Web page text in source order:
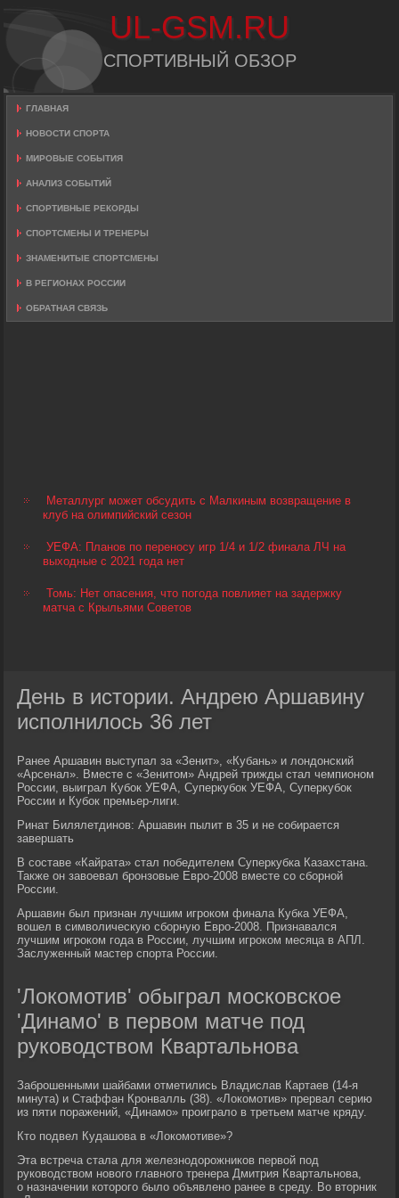
UL-GSM.RU
СПОРТИВНЫЙ ОБЗОР
ГЛАВНАЯ
НОВОСТИ СПОРТА
МИРОВЫЕ СОБЫТИЯ
АНАЛИЗ СОБЫТИЙ
СПОРТИВНЫЕ РЕКОРДЫ
СПОРТСМЕНЫ И ТРЕНЕРЫ
ЗНАМЕНИТЫЕ СПОРТСМЕНЫ
В РЕГИОНАХ РОССИИ
ОБРАТНАЯ СВЯЗЬ
Металлург может обсудить с Малкиным возвращение в
клуб на олимпийский сезон
УЕФА: Планов по переносу игр 1/4 и 1/2 финала ЛЧ на
выходные с 2021 года нет
Томь: Нет опасения, что погода повлияет на задержку
матча с Крыльями Советов
День в истории. Андрею Аршавину
исполнилось 36 лет
Ранее Аршавин выступал за «Зенит», «Кубань» и лондонский
«Арсенал». Вместе с «Зенитом» Андрей трижды стал чемпионом
России, выиграл Кубок УЕФА, Суперкубок УЕФА, Суперкубок
России и Кубок премьер-лиги.
Ринат Билялетдинов: Аршавин пылит в 35 и не собирается
завершать
В составе «Кайрата» стал победителем Суперкубка Казахстана.
Также он завоевал бронзовые Евро-2008 вместе со сборной
России.
Аршавин был признан лучшим игроком финала Кубка УЕФА,
вошел в символическую сборную Евро-2008. Признавался
лучшим игроком года в России, лучшим игроком месяца в АПЛ.
Заслуженный мастер спорта России.
'Локомотив' обыграл московское
'Динамо' в первом матче под
руководством Квартальнова
Заброшенными шайбами отметились Владислав Картаев (14-я
минута) и Стаффан Кронвалль (38). «Локомотив» прервал серию
из пяти поражений, «Динамо» проиграло в третьем матче кряду.
Кто подвел Кудашова в «Локомотиве»?
Эта встреча стала для железнодорожников первой под
руководством нового главного тренера Дмитрия Квартальнова,
о назначении которого было объявлено ранее в среду. Во вторник